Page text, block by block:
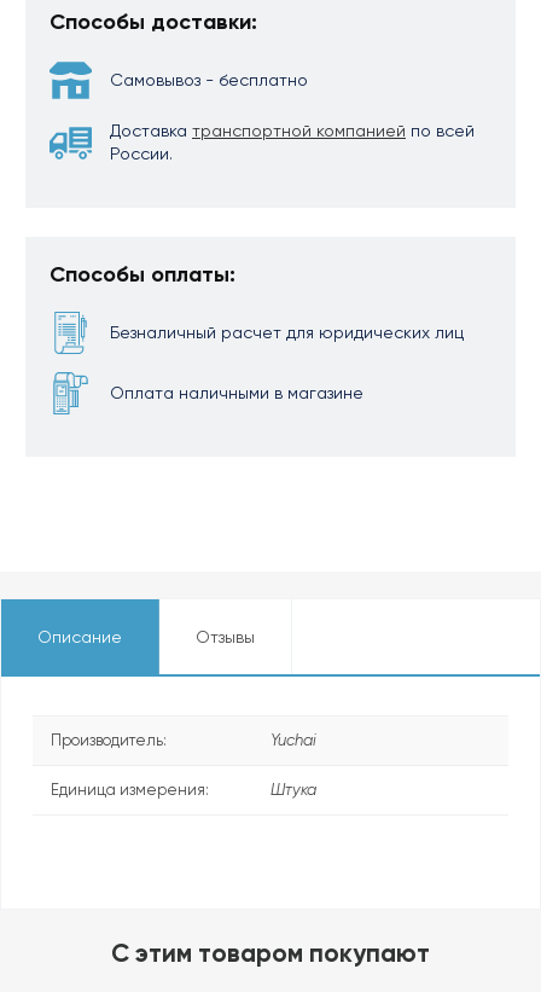
Способы доставки:
Самовывоз - бесплатно
Доставка транспортной компанией по всей
России.
Способы оплаты:
Безналичный расчет для юридических лиц
Оплата наличными в магазине
Описание Отзывы
Производитель: Yuchai
Единица измерения: Штука
C этим товаром покупают